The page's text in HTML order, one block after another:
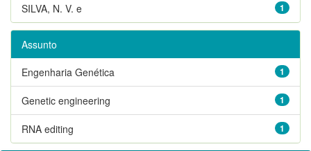
1
SILVA, N. V. e
Assunto
1
Engenharia Genética
1
Genetic engineering
1
RNA editing